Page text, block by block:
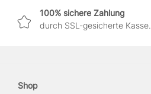
100% sichere Zahlung
durch SSL-gesicherte Kasse.
Shop